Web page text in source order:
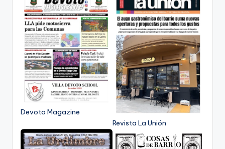
Devoto Magazine
Revista La Unión